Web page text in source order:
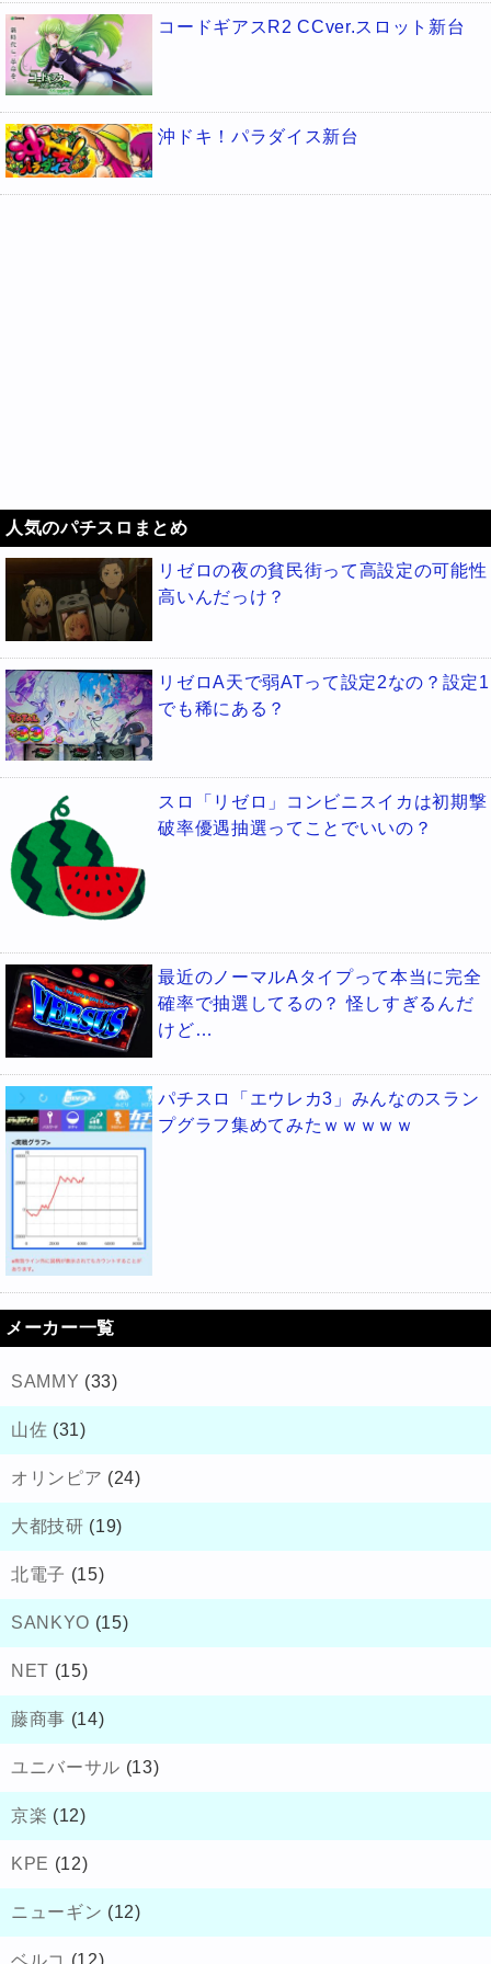
コードギアスR2 CCver.スロット新台
沖ドキ！パラダイス新台
人気のパチスロまとめ
リゼロの夜の貧民街って高設定の可能性
高いんだっけ？
リゼロA天で弱ATって設定2なの？設定1
でも稀にある？
スロ「リゼロ」コンビニスイカは初期撃
破率優遇抽選ってことでいいの？
最近のノーマルAタイプって本当に完全
確率で抽選してるの？ 怪しすぎるんだ
けど…
パチスロ「エウレカ3」みんなのスラン
プグラフ集めてみたｗｗｗｗｗ
メーカー一覧
SAMMY (33)
山佐 (31)
オリンピア (24)
大都技研 (19)
北電子 (15)
SANKYO (15)
NET (15)
藤商事 (14)
ユニバーサル (13)
京楽 (12)
KPE (12)
ニューギン (12)